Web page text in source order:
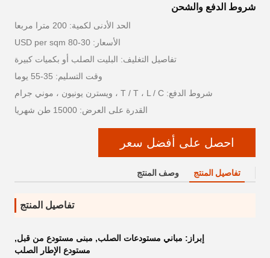
شروط الدفع والشحن
الحد الأدنى لكمية: 200 مترا مربعا
الأسعار: 30-80 USD per sqm
تفاصيل التغليف: البليت الصلب أو بكميات كبيرة
وقت التسليم: 35-55 يوما
شروط الدفع: T / T ، L / C ، ويسترن يونيون ، موني جرام
القدرة على العرض: 15000 طن شهريا
احصل على أفضل سعر
تفاصيل المنتج وصف المنتج
تفاصيل المنتج
إبراز: مباني مستودعات الصلب, مبنى مستودع من قبل,
مستودع الإطار الصلب